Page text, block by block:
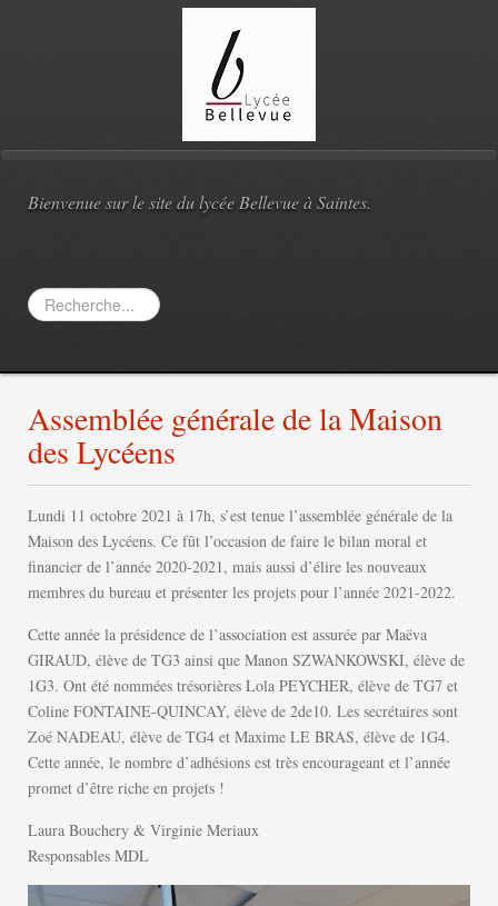
Bienvenue sur le site du lycée Bellevue à Saintes.
Rechercher
Assemblée générale de la Maison
des Lycéens
Lundi 11 octobre 2021 à 17h, s’est tenue l’assemblée générale de la
Maison des Lycéens. Ce fût l’occasion de faire le bilan moral et
financier de l’année 2020-2021, mais aussi d’élire les nouveaux
membres du bureau et présenter les projets pour l’année 2021-2022.
Cette année la présidence de l’association est assurée par Maëva
GIRAUD, élève de TG3 ainsi que Manon SZWANKOWSKI, élève de
1G3. Ont été nommées trésorières Lola PEYCHER, élève de TG7 et
Coline FONTAINE-QUINCAY, élève de 2de10. Les secrétaires sont
Zoé NADEAU, élève de TG4 et Maxime LE BRAS, élève de 1G4.
Cette année, le nombre d’adhésions est très encourageant et l’année
promet d’être riche en projets !
Laura Bouchery & Virginie Meriaux
Responsables MDL